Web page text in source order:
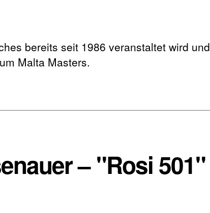
bereits seit 1986 veranstaltet wird und
Malta Masters.
– "Rosi 501"